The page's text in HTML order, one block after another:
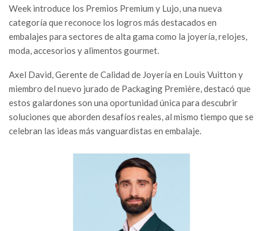
Week introduce los Premios Premium y Lujo, una nueva
categoría que reconoce los logros más destacados en
embalajes para sectores de alta gama como la joyería, relojes,
moda, accesorios y alimentos gourmet.
Axel David, Gerente de Calidad de Joyería en Louis Vuitton y
miembro del nuevo jurado de Packaging Première, destacó que
estos galardones son una oportunidad única para descubrir
soluciones que aborden desafíos reales, al mismo tiempo que se
celebran las ideas más vanguardistas en embalaje.